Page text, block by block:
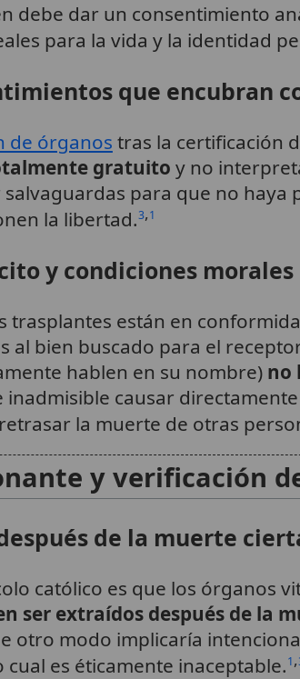
debe dar un consentimiento
para la vida y la identidad
que encubran
de órganos tras la certificación
gratuito y no
para que no haya
la libertad.3,1
y condiciones morales
trasplantes están en
al bien buscado para el
hablen en su nombre) no
causar
la muerte de otras
y verificación
de la muerte
católico es que los órganos
ser extraídos después de la
otro modo implicaría
es éticamente inaceptable.1,